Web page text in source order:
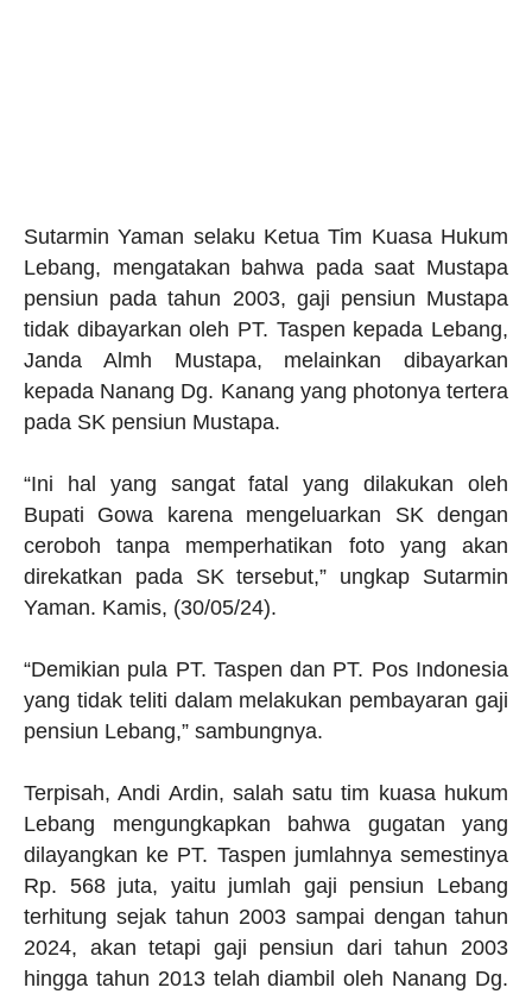
Sutarmin Yaman selaku Ketua Tim Kuasa Hukum
Lebang, mengatakan bahwa pada saat Mustapa
pensiun pada tahun 2003, gaji pensiun Mustapa
tidak dibayarkan oleh PT. Taspen kepada Lebang,
Janda Almh Mustapa, melainkan dibayarkan
kepada Nanang Dg. Kanang yang photonya tertera
pada SK pensiun Mustapa.
“Ini hal yang sangat fatal yang dilakukan oleh
Bupati Gowa karena mengeluarkan SK dengan
ceroboh tanpa memperhatikan foto yang akan
direkatkan pada SK tersebut,” ungkap Sutarmin
Yaman. Kamis, (30/05/24).
“Demikian pula PT. Taspen dan PT. Pos Indonesia
yang tidak teliti dalam melakukan pembayaran gaji
pensiun Lebang,” sambungnya.
Terpisah, Andi Ardin, salah satu tim kuasa hukum
Lebang mengungkapkan bahwa gugatan yang
dilayangkan ke PT. Taspen jumlahnya semestinya
Rp. 568 juta, yaitu jumlah gaji pensiun Lebang
terhitung sejak tahun 2003 sampai dengan tahun
2024, akan tetapi gaji pensiun dari tahun 2003
hingga tahun 2013 telah diambil oleh Nanang Dg.